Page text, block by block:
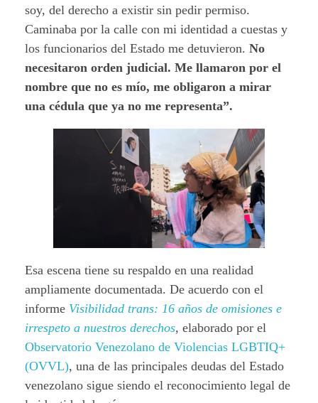
soy, del derecho a existir sin pedir permiso.
Caminaba por la calle con mi identidad a cuestas y
los funcionarios del Estado me detuvieron. No
necesitaron orden judicial. Me llamaron por el
nombre que no es mío, me obligaron a mirar
una cédula que ya no me representa”.
Esa escena tiene su respaldo en una realidad
ampliamente documentada. De acuerdo con el
informe Visibilidad trans: 16 años de omisiones e
irrespeto a nuestros derechos, elaborado por el
Observatorio Venezolano de Violencias LGBTIQ+
(OVVL), una de las principales deudas del Estado
venezolano sigue siendo el reconocimiento legal de